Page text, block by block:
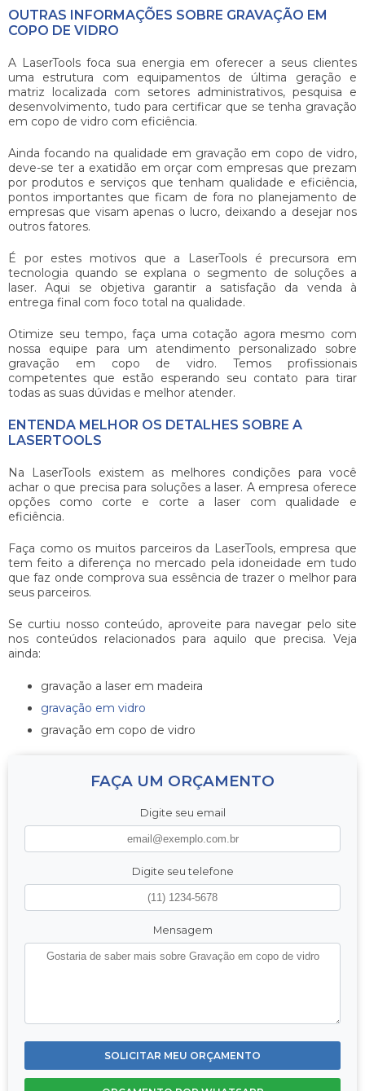
OUTRAS INFORMAÇÕES SOBRE GRAVAÇÃO EM
COPO DE VIDRO
A LaserTools foca sua energia em oferecer a seus clientes
uma estrutura com equipamentos de última geração e
matriz localizada com setores administrativos, pesquisa e
desenvolvimento, tudo para certificar que se tenha gravação
em copo de vidro com eficiência.
Ainda focando na qualidade em gravação em copo de vidro,
deve-se ter a exatidão em orçar com empresas que prezam
por produtos e serviços que tenham qualidade e eficiência,
pontos importantes que ficam de fora no planejamento de
empresas que visam apenas o lucro, deixando a desejar nos
outros fatores.
É por estes motivos que a LaserTools é precursora em
tecnologia quando se explana o segmento de soluções a
laser. Aqui se objetiva garantir a satisfação da venda à
entrega final com foco total na qualidade.
Otimize seu tempo, faça uma cotação agora mesmo com
nossa equipe para um atendimento personalizado sobre
gravação em copo de vidro. Temos profissionais
competentes que estão esperando seu contato para tirar
todas as suas dúvidas e melhor atender.
ENTENDA MELHOR OS DETALHES SOBRE A
LASERTOOLS
Na LaserTools existem as melhores condições para você
achar o que precisa para soluções a laser. A empresa oferece
opções como corte e corte a laser com qualidade e
eficiência.
Faça como os muitos parceiros da LaserTools, empresa que
tem feito a diferença no mercado pela idoneidade em tudo
que faz onde comprova sua essência de trazer o melhor para
seus parceiros.
Se curtiu nosso conteúdo, aproveite para navegar pelo site
nos conteúdos relacionados para aquilo que precisa. Veja
ainda:
gravação a laser em madeira
gravação em vidro
gravação em copo de vidro
FAÇA UM ORÇAMENTO
Digite seu email
Digite seu telefone
Mensagem
SOLICITAR MEU ORÇAMENTO